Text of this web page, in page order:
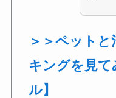
＞＞ペット
キングを見
ル】